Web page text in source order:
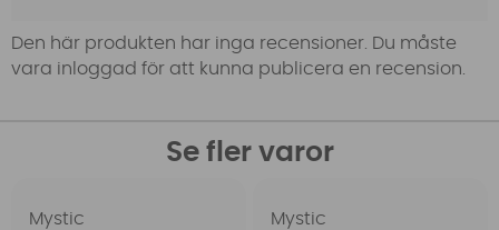
Den här produkten har inga recensioner. Du måste
vara inloggad för att kunna publicera en recension.
Se fler varor
Mystic Mystic